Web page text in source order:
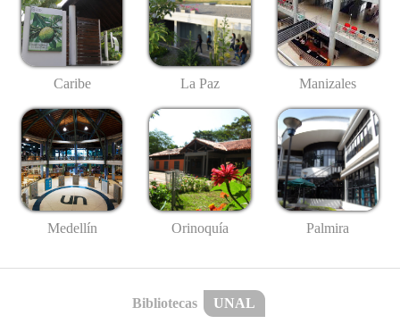
Caribe La Paz Manizales
Medellín Orinoquía Palmira
Bibliotecas UNAL